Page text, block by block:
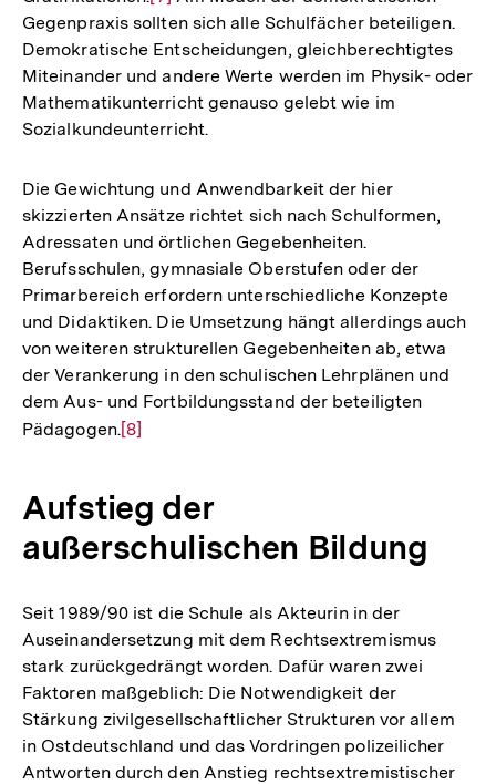
Auflösung
der
Fußnote
Gegenpraxis sollten sich alle Schulfächer beteiligen.
Demokratische Entscheidungen, gleichberechtigtes
Miteinander und andere Werte werden im Physik- oder
Mathematikunterricht genauso gelebt wie im
Sozialkundeunterricht.
Die Gewichtung und Anwendbarkeit der hier
skizzierten Ansätze richtet sich nach Schulformen,
Adressaten und örtlichen Gegebenheiten.
Berufsschulen, gymnasiale Oberstufen oder der
Primarbereich erfordern unterschiedliche Konzepte
und Didaktiken. Die Umsetzung hängt allerdings auch
von weiteren strukturellen Gegebenheiten ab, etwa
der Verankerung in den schulischen Lehrplänen und
dem Aus- und Fortbildungsstand der beteiligten
Pädagogen.Zur
Fußnote
[8]
Aufstieg der
außerschulischen Bildung
Seit 1989/90 ist die Schule als Akteurin in der
Auseinandersetzung mit dem Rechtsextremismus
stark zurückgedrängt worden. Dafür waren zwei
Faktoren maßgeblich: Die Notwendigkeit der
Stärkung zivilgesellschaftlicher Strukturen vor allem
in Ostdeutschland und das Vordringen polizeilicher
Antworten durch den Anstieg rechtsextremistischer